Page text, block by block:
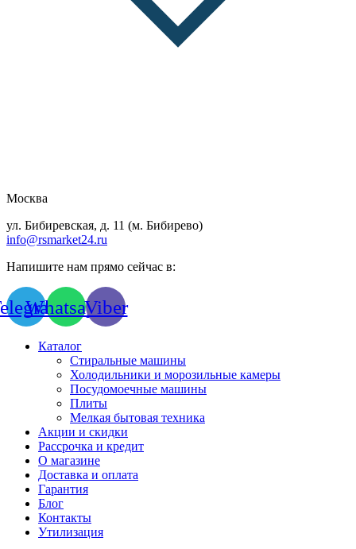
Москва
ул. Бибиревская, д. 11 (м. Бибирево)
info@rsmarket24.ru
Напишите нам прямо сейчас в:
WhatsappViber
Каталог
Стиральные машины
Холодильники и морозильные камеры
Посудомоечные машины
Плиты
Мелкая бытовая техника
Акции и скидки
Рассрочка и кредит
О магазине
Доставка и оплата
Гарантия
Блог
Контакты
Утилизация